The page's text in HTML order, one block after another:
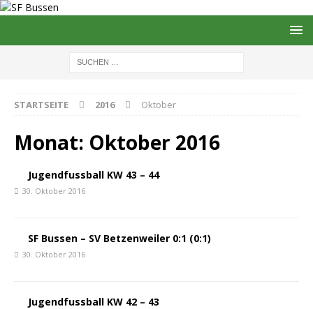
STARTSEITE 2016 Oktober
Monat: Oktober 2016
Jugendfussball KW 43 – 44
30. Oktober 2016
SF Bussen – SV Betzenweiler 0:1 (0:1)
30. Oktober 2016
Jugendfussball KW 42 – 43